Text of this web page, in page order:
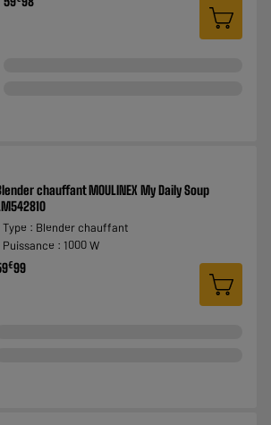
chauffant MOULINEX My Daily Soup
Type : Blender chauffant
Puissance : 1000 W
€99